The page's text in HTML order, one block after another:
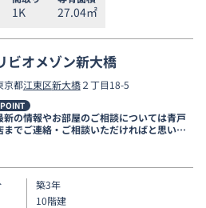
1K 27.04㎡
ビオメゾン新大橋
京都江東区新大橋２丁目18-5
POINT
新の情報やお部屋のご相談については青戸
までご連絡・ご相談いただければと思いま
築3年
10階建